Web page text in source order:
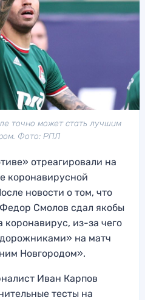
точно может стать лучшим
Фото: РПЛ
отреагировали на
коронавирусной
новости о том, что
Смолов сдал якобы
коронавирус, из-за чего
на матч
Новгородом».
Иван Карпов
тесты на